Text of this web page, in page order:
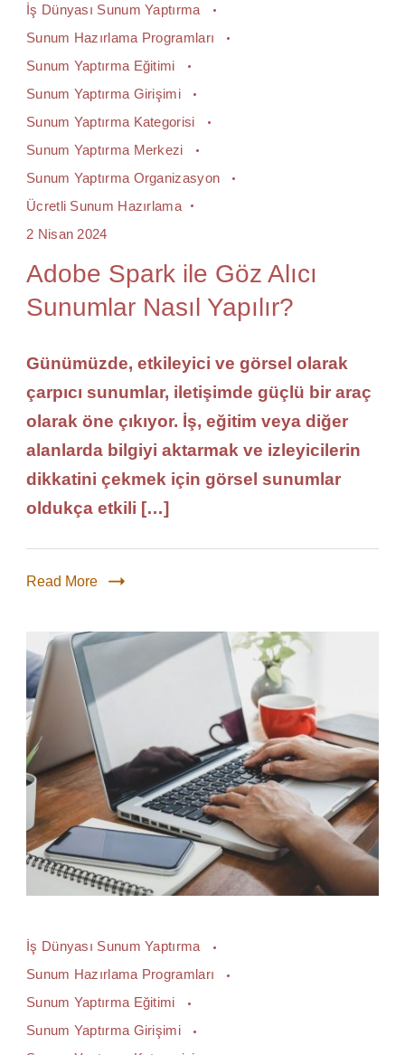
İş Dünyası Sunum Yaptırma
Sunum Hazırlama Programları
Sunum Yaptırma Eğitimi
Sunum Yaptırma Girişimi
Sunum Yaptırma Kategorisi
Sunum Yaptırma Merkezi
Sunum Yaptırma Organizasyon
Ücretli Sunum Hazırlama
2 Nisan 2024
Adobe Spark ile Göz Alıcı
Sunumlar Nasıl Yapılır?
Günümüzde, etkileyici ve görsel olarak
çarpıcı sunumlar, iletişimde güçlü bir araç
olarak öne çıkıyor. İş, eğitim veya diğer
alanlarda bilgiyi aktarmak ve izleyicilerin
dikkatini çekmek için görsel sunumlar
oldukça etkili […]
Read More
İş Dünyası Sunum Yaptırma
Sunum Hazırlama Programları
Sunum Yaptırma Eğitimi
Sunum Yaptırma Girişimi